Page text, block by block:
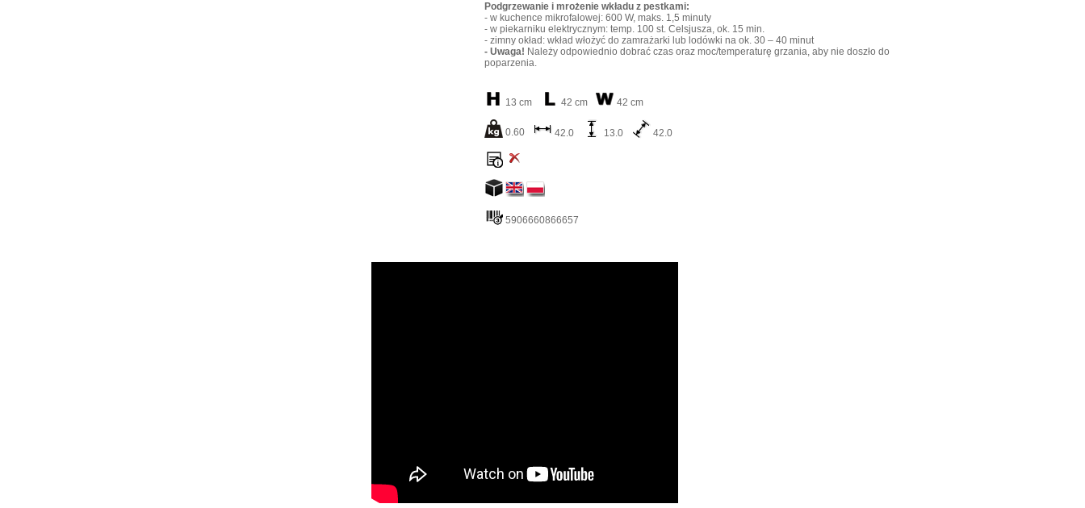
Podgrzewanie i mrożenie wkładu z pestkami:
- w kuchence mikrofalowej: 600 W, maks. 1,5 minuty
- w piekarniku elektrycznym: temp. 100 st. Celsjusza, ok. 15 min.
- zimny okład: wkład włożyć do zamrażarki lub lodówki na ok. 30 – 40 minut
- Uwaga! Należy odpowiednio dobrać czas oraz moc/temperaturę grzania, aby nie doszło do
poparzenia.
13 cm 42 cm 42 cm
0.60 42.0 13.0 42.0
5906660866657